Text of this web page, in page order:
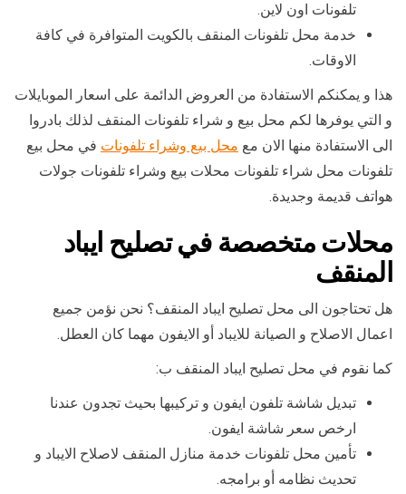
تلفونات اون لاين.
خدمة محل تلفونات المنقف بالكويت المتوافرة في كافة
الاوقات.
هذا و يمكنكم الاستفادة من العروض الدائمة على اسعار الموبايلات
و التي يوفرها لكم محل بيع و شراء تلفونات المنقف لذلك بادروا
الى الاستفادة منها الان مع محل بيع وشراء تلفونات في محل بيع
تلفونات محل شراء تلفونات محلات بيع وشراء تلفونات جولات
هواتف قديمة وجديدة.
محلات متخصصة في تصليح ايباد
المنقف
هل تحتاجون الى محل تصليح ايباد المنقف؟ نحن نؤمن جميع
اعمال الاصلاح و الصيانة للايباد أو الايفون مهما كان العطل.
كما نقوم في محل تصليح ايباد المنقف ب:
تبديل شاشة تلفون ايفون و تركيبها بحيث تجدون عندنا
ارخص سعر شاشة ايفون.
تأمين محل تلفونات خدمة منازل المنقف لاصلاح الايباد و
تحديث نظامه أو برامجه.